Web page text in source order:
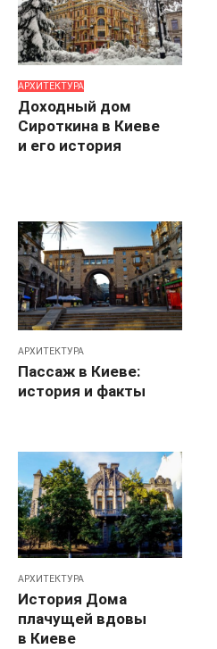
АРХИТЕКТУРА
Доходный дом
Сироткина в Киеве
и его история
АРХИТЕКТУРА
Пассаж в Киеве:
история и факты
АРХИТЕКТУРА
История Дома
плачущей вдовы
в Киеве